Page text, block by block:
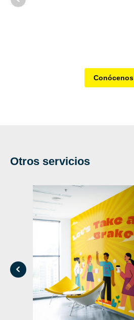
Conócenos
Otros servicios